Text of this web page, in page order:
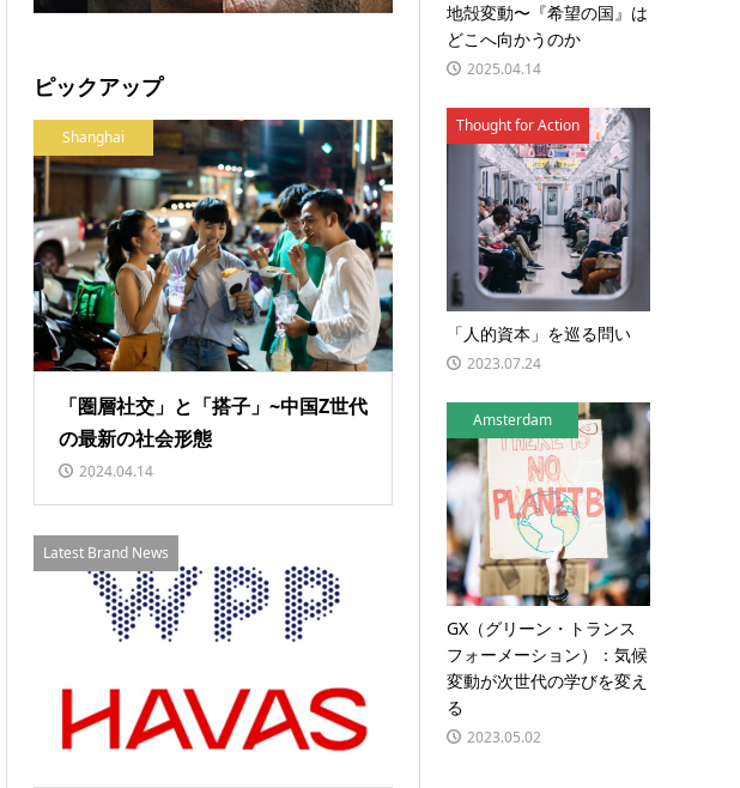
ノンアルコールビールの台頭—ABインベブの大型投資が示す“新しい飲
酒文化”...
地殻変動〜『希望の国』は
どこへ向かうのか
2025.04.14
Thought for Action
「人的資本」を巡る問い
2023.07.24
Amsterdam
GX（グリーン・トランス
フォーメーション）：気候
変動が次世代の学びを変え
る
2023.05.02
ピックアップ
Shanghai
「圏層社交」と「搭子」~中国Z世代
の最新の社会形態
2024.04.14
Latest Brand News